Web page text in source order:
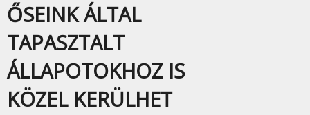
ŐSEINK ÁLTAL
TAPASZTALT
ÁLLAPOTOKHOZ IS
KÖZEL KERÜLHET